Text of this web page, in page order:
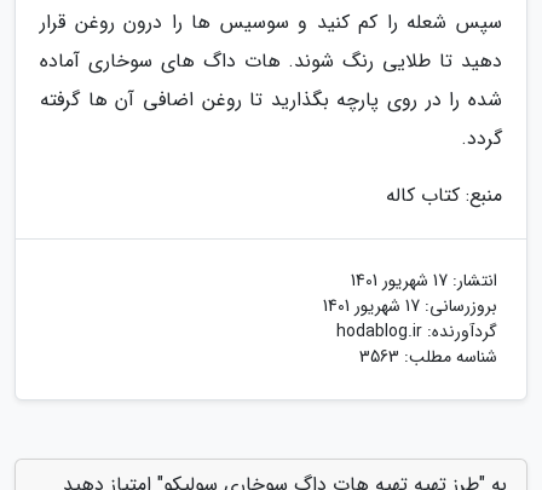
سپس شعله را کم کنید و سوسیس ها را درون روغن قرار
دهید تا طلایی رنگ شوند. هات داگ های سوخاری آماده
شده را در روی پارچه بگذارید تا روغن اضافی آن ها گرفته
گردد.
منبع: کتاب کاله
انتشار: 17 شهریور 1401
بروزرسانی: 17 شهریور 1401
گردآورنده: hodablog.ir
شناسه مطلب: 3563